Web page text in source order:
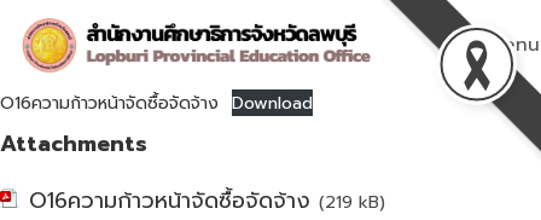
content
Menu
O16ความก้าวหน้าจัดซื้อจัดจ้าง Download
Attachments
O16ความก้าวหน้าจัดซื้อจัดจ้าง (219 kB)